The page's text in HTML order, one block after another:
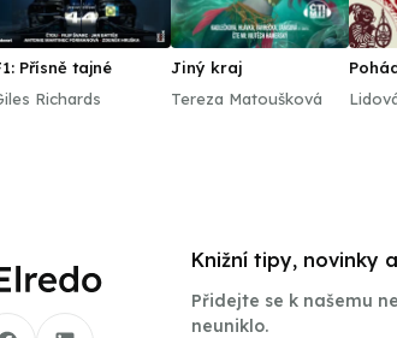
Přísně tajné
Richards
Jiný kraj
Tereza Matoušková
Knižní tipy, novinky
Přidejte se k našemu
neuniklo.